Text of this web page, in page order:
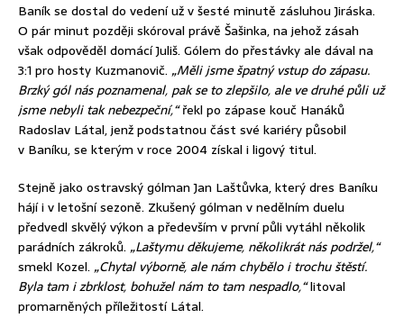
Baník se dostal do vedení už v šesté minutě zásluhou Jiráska.
O pár minut později skóroval právě Šašinka, na jehož zásah
však odpověděl domácí Juliš. Gólem do přestávky ale dával na
3:1 pro hosty Kuzmanovič. „Měli jsme špatný vstup do zápasu.
Brzký gól nás poznamenal, pak se to zlepšilo, ale ve druhé půli už
jsme nebyli tak nebezpeční,“řekl po zápase kouč Hanáků
Radoslav Látal, jenž podstatnou část své kariéry působil
v Baníku, se kterým v roce 2004 získal i ligový titul.
Stejně jako ostravský gólman Jan Laštůvka, který dres Baníku
hájí i v letošní sezoně. Zkušený gólman v nedělním duelu
předvedl skvělý výkon a především v první půli vytáhl několik
parádních zákroků. „Laštymu děkujeme, několikrát nás podržel,“
smekl Kozel. „Chytal výborně, ale nám chybělo i trochu štěstí.
Byla tam i zbrklost, bohužel nám to tam nespadlo,“litoval
promarněných příležitostí Látal.